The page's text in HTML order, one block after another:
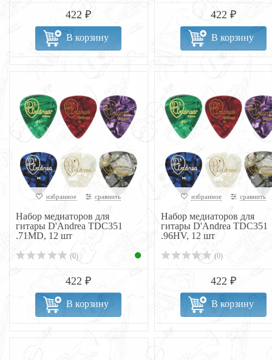
422 ₽
В корзину
422 ₽
В корзину
избранное сравнить
Набор медиаторов для
гитары D'Andrea TDC351
.71MD, 12 шт
(0)
422 ₽
В корзину
избранное сравнить
Набор медиаторов для
гитары D'Andrea TDC351
.96HV, 12 шт
(0)
422 ₽
В корзину